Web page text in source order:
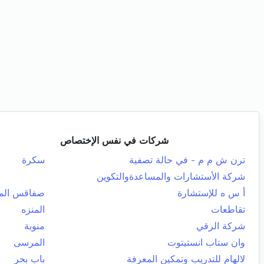
شركات في نفس الإختصاص
ترن ش م م - في حالة تصفية
سكرة
شركة الأستشارات والمساعدةوالتكوين
أ س ه للإستشارة
صفاقس
تقاطعات
المنزه
شركة الرقي
منوبة
وان ستاب انستيتوت
المرسى
لالهام للتدريب وتمكين المعرفة
باب بحر